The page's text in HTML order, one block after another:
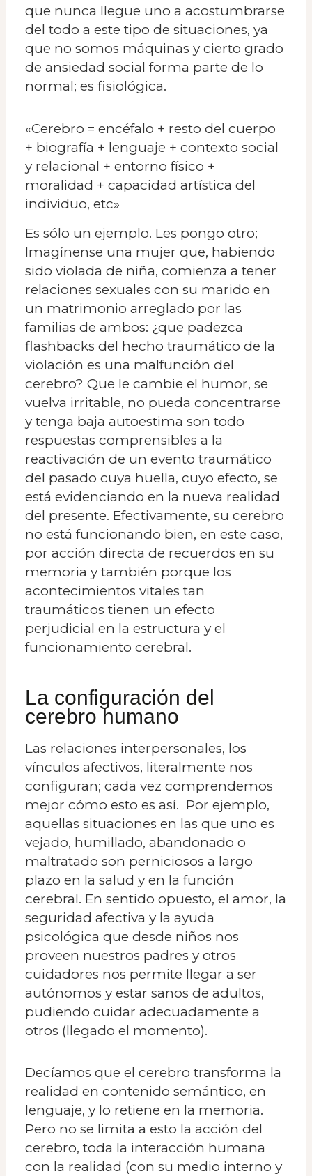
que nunca llegue uno a acostumbrarse
del todo a este tipo de situaciones, ya
que no somos máquinas y cierto grado
de ansiedad social forma parte de lo
normal; es fisiológica.
«Cerebro = encéfalo + resto del cuerpo
+ biografía + lenguaje + contexto social
y relacional + entorno físico +
moralidad + capacidad artística del
individuo, etc»
Es sólo un ejemplo. Les pongo otro;
Imagínense una mujer que, habiendo
sido violada de niña, comienza a tener
relaciones sexuales con su marido en
un matrimonio arreglado por las
familias de ambos: ¿que padezca
flashbacks del hecho traumático de la
violación es una malfunción del
cerebro? Que le cambie el humor, se
vuelva irritable, no pueda concentrarse
y tenga baja autoestima son todo
respuestas comprensibles a la
reactivación de un evento traumático
del pasado cuya huella, cuyo efecto, se
está evidenciando en la nueva realidad
del presente. Efectivamente, su cerebro
no está funcionando bien, en este caso,
por acción directa de recuerdos en su
memoria y también porque los
acontecimientos vitales tan
traumáticos tienen un efecto
perjudicial en la estructura y el
funcionamiento cerebral.
La configuración del
cerebro humano
Las relaciones interpersonales, los
vínculos afectivos, literalmente nos
configuran; cada vez comprendemos
mejor cómo esto es así. Por ejemplo,
aquellas situaciones en las que uno es
vejado, humillado, abandonado o
maltratado son perniciosos a largo
plazo en la salud y en la función
cerebral. En sentido opuesto, el amor, la
seguridad afectiva y la ayuda
psicológica que desde niños nos
proveen nuestros padres y otros
cuidadores nos permite llegar a ser
autónomos y estar sanos de adultos,
pudiendo cuidar adecuadamente a
otros (llegado el momento).
Decíamos que el cerebro transforma la
realidad en contenido semántico, en
lenguaje, y lo retiene en la memoria.
Pero no se limita a esto la acción del
cerebro, toda la interacción humana
con la realidad (con su medio interno y